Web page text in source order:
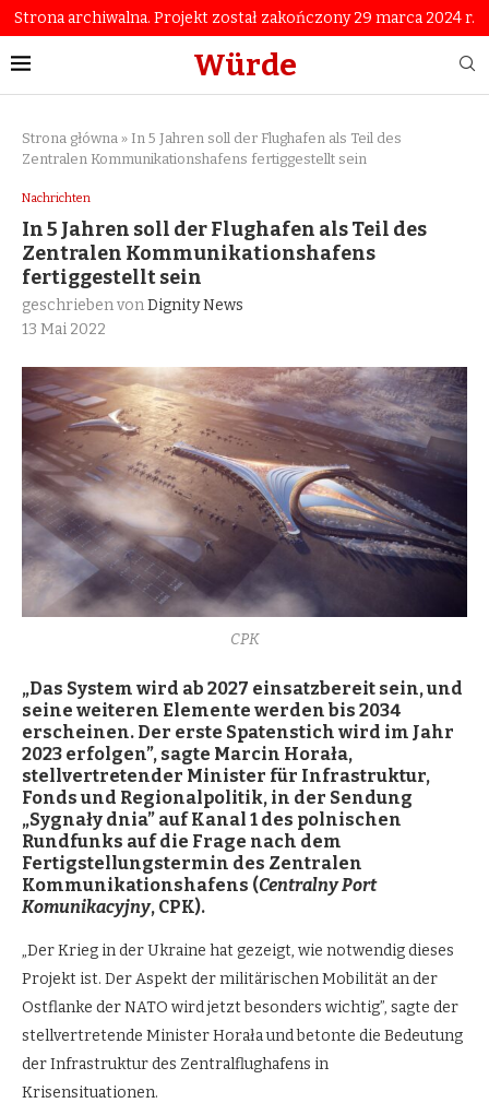
Strona archiwalna. Projekt został zakończony 29 marca 2024 r.
Würde
Strona główna » In 5 Jahren soll der Flughafen als Teil des
Zentralen Kommunikationshafens fertiggestellt sein
Nachrichten
In 5 Jahren soll der Flughafen als Teil des
Zentralen Kommunikationshafens
fertiggestellt sein
geschrieben vonDignity News
13 Mai 2022
CPK
„Das System wird ab 2027 einsatzbereit sein, und
seine weiteren Elemente werden bis 2034
erscheinen. Der erste Spatenstich wird im Jahr
2023 erfolgen”, sagte Marcin Horała,
stellvertretender Minister für Infrastruktur,
Fonds und Regionalpolitik, in der Sendung
„Sygnały dnia” auf Kanal 1 des polnischen
Rundfunks auf die Frage nach dem
Fertigstellungstermin des Zentralen
Kommunikationshafens (Centralny Port
Komunikacyjny, CPK).
„Der Krieg in der Ukraine hat gezeigt, wie notwendig dieses
Projekt ist. Der Aspekt der militärischen Mobilität an der
Ostflanke der NATO wird jetzt besonders wichtig”, sagte der
stellvertretende Minister Horała und betonte die Bedeutung
der Infrastruktur des Zentralflughafens in
Krisensituationen.